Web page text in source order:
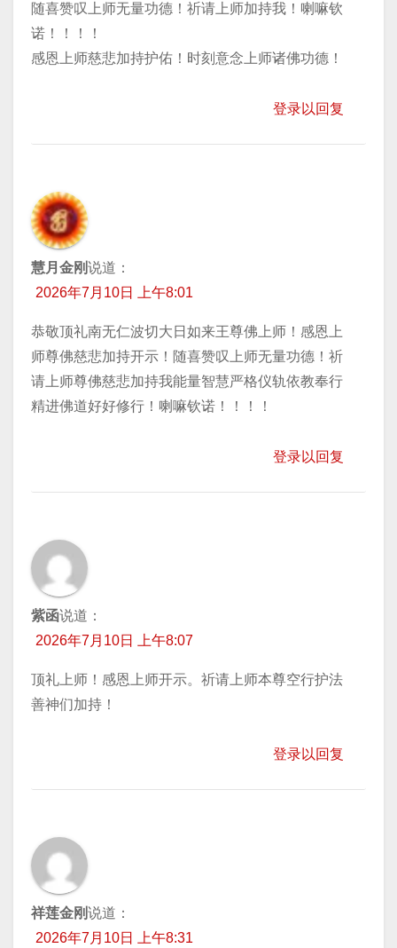
随喜赞叹上师无量功德！祈请上师加持我！喇嘛钦
诺！！！！
感恩上师慈悲加持护佑！时刻意念上师诸佛功德！
登录以回复
慧月金刚说道：
2026年7月10日 上午8:01
恭敬顶礼南无仁波切大日如来王尊佛上师！感恩上
师尊佛慈悲加持开示！随喜赞叹上师无量功德！祈
请上师尊佛慈悲加持我能量智慧严格仪轨依教奉行
精进佛道好好修行！喇嘛钦诺！！！！
登录以回复
紫函说道：
2026年7月10日 上午8:07
顶礼上师！感恩上师开示。祈请上师本尊空行护法
善神们加持！
登录以回复
祥莲金刚说道：
2026年7月10日 上午8:31